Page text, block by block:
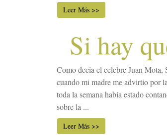
Leer Más >>
Si hay
Como decia el celebre Juan
cuando mi madre me advirtio por
toda la semana habia estado
sobre la ...
Leer Más >>